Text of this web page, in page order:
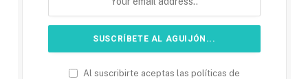
Al suscribirte aceptas las políticas de